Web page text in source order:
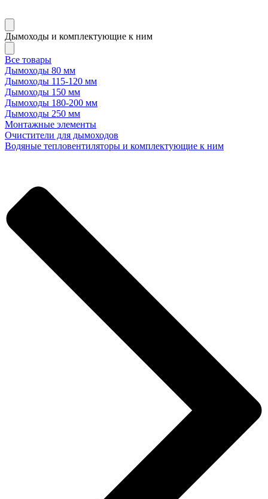
Дымоходы и комплектующие к ним
Все товары
Дымоходы 80 мм
Дымоходы 115-120 мм
Дымоходы 150 мм
Дымоходы 180-200 мм
Дымоходы 250 мм
Монтажные элементы
Очистители для дымоходов
Водяные тепловентиляторы и комплектующие к ним